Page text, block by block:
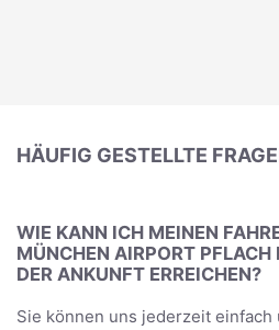
HÄUFIG GESTELLTE
WIE KANN ICH MEINEN
MÜNCHEN AIRPORT PFLACH
DER ANKUNFT ERREICHEN?
Sie können uns jederzeit